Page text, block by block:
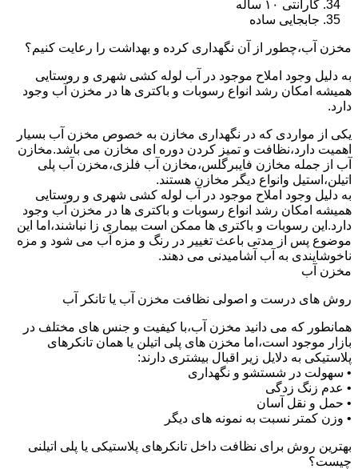
گارانتی ۱۰ ساله
جابجایی ساده
مخزن آب،چطور از آن نگهداری کرده و بهداشت را رعایت کنیم؟
به دلیل وجود املاح موجود در آب لوله کشی شهری و روستایی
همیشه امکان رشد انواع رسوبات و باکتری ها در مخزن آب وجود
دارد.
یکی از مواردی که در نگهداری مخازن به خصوص مخزن آب بسیار
اهمیت دارد،نظافت و تمیز کردن دوره ای مخازن می باشد.مخازن
آب از جمله مخازن فایبرگلس،مخازن آب فلزی،مخزن آب پلی
اتیلن،استیل وانواع دیگر مخازن هستند.
به دلیل وجود املاح موجود در آب لوله کشی شهری و روستایی
همیشه امکان رشد انواع رسوبات و باکتری ها در مخزن آب وجود
دارد.این رسوبات و باکتری ها ممکن است بیماری زا نباشند،اما این
موضوع پس از مدتی باعث تغییر در رنگ و مزه آب می شود و مزه
ناخوشایندی به آب آشامیدنی می دهند.
مخزن آب
روش های درست و اصولی نظافت مخزن آب یا تانکر آب
همانطور که می دانید مخزن آب،با کیفیت و جنس های مختلف در
بازار موجود است،اما مخزن های پلی اتیلن یا همان تانکرهای
پلاستیکی به دلایل زیر اقبال بیشتری دارند:
• سهولت در شستشو و نگهداری
• عدم زنگ زدگی
• حمل و نقل آسان
• وزن کمتر نسبت به نمونه های دیگر
بهترین روش برای نظافت داخل تانکرهای پلاستیکی یا پلی اتیلنی
چیست؟